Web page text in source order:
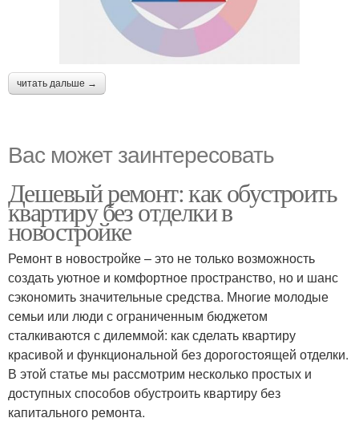
читать дальше →
Вас может заинтересовать
Дешевый ремонт: как обустроить
квартиру без отделки в
новостройке
Ремонт в новостройке – это не только возможность
создать уютное и комфортное пространство, но и шанс
сэкономить значительные средства. Многие молодые
семьи или люди с ограниченным бюджетом
сталкиваются с дилеммой: как сделать квартиру
красивой и функциональной без дорогостоящей отделки.
В этой статье мы рассмотрим несколько простых и
доступных способов обустроить квартиру без
капитального ремонта.